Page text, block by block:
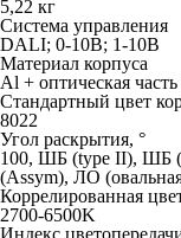
5,22 кг
Система управления
DALI; 0-10В; 1-10В
Материал корпуса
Al + оптическая
Стандартный цвет
8022
Угол раскрытия, °
100, ШБ (type II), ШБ
(Assym), ЛО
Коррелированная
2700-6500K
Индекс